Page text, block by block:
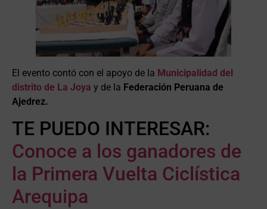
El evento contó con el apoyo de la Municipalidad del
distrito de La Joya y de la Federación Peruana de
Ajedrez.
TE PUEDO INTERESAR:
Conoce a los ganadores de
la Primera Vuelta Ciclística
Arequipa